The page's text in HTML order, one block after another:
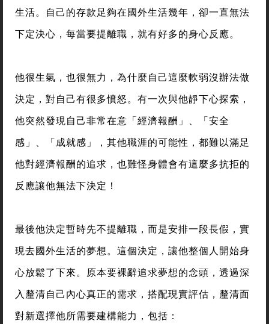
生活。自己的存款足夠在國外生活幾年，卻一直無法
下定決心，每當要提離職，就有好多的身心反應。
他很生氣，也很無力，為什麼自己這麼軟弱沒辦法做
決定，對自己有很多憤怒。有一次與他靜下心探索，
他突然發現自己非常在意「經濟報酬」、「安全
感」、「成就感」，其他職涯的可能性，都難以滿足
他對經濟報酬的追求，也難怪身體會有這麼多抗拒的
反應讓他無法下決定！
最後他決定暫時先不提離職，而是安排一段長假，實
現去國外生活的夢想。這個決定，讓他整個人開始身
心放鬆了下來。原本要裸辭追求夢想的念頭，透過深
入釐清自己內心真正的需求，搭配現實評估，釐清面
對新選擇他所需要建構能力，包括：